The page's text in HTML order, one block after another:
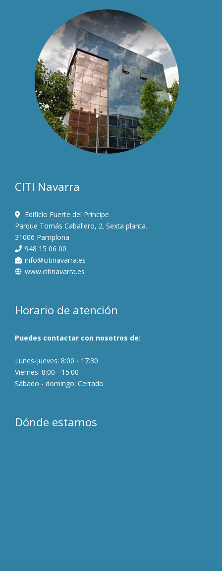
CITI Navarra
Edificio Fuerte del Príncipe
Parque Tomás Caballero, 2. Sexta planta.
31006 Pamplona
948 15 06 00
info@citinavarra.es
www.citinavarra.es
Horario de atención
Puedes contactar con nosotros de:
Lunes-jueves: 8:00 - 17:30
Viernes: 8:00 - 15:00
Sábado - domingo: Cerrado
Dónde estamos